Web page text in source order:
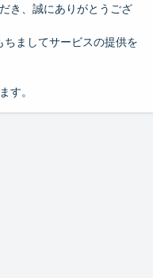
き、誠にありがとうござ
ちましてサービスの提供を
す。